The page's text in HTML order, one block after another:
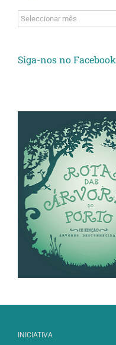
Arquivos
Siga-nos no Facebook
INICIATIVA